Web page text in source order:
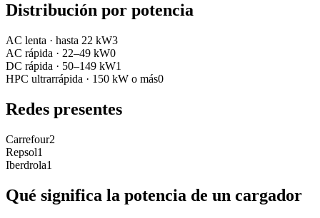
Distribución por potencia
AC lenta · hasta 22 kW3
AC rápida · 22–49 kW0
DC rápida · 50–149 kW1
HPC ultrarrápida · 150 kW o más0
Redes presentes
Carrefour2
Repsol1
Iberdrola1
Qué significa la potencia de un cargador